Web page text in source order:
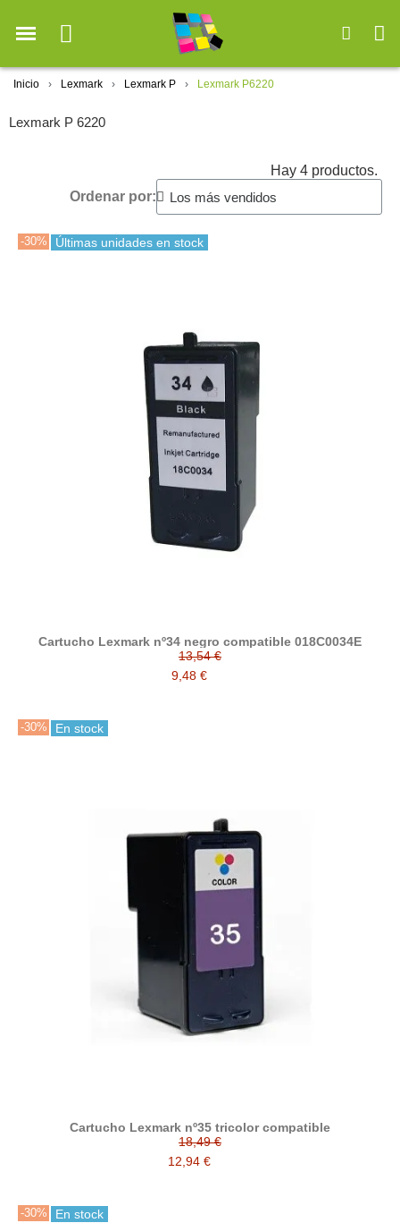
Inicio Lexmark Lexmark P Lexmark P6220
Lexmark P 6220
Hay 4 productos.
Ordenar por:
-30% Últimas unidades en stock
Cartucho Lexmark nº34 negro compatible 018C0034E
13,54 €
9,48 €
-30% En stock
Cartucho Lexmark nº35 tricolor compatible
18,49 €
12,94 €
-30% En stock